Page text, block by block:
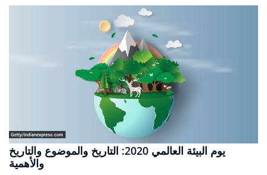
يوم البيئة العالمي 2020: التاريخ والموضوع والتاريخ
والأهمية